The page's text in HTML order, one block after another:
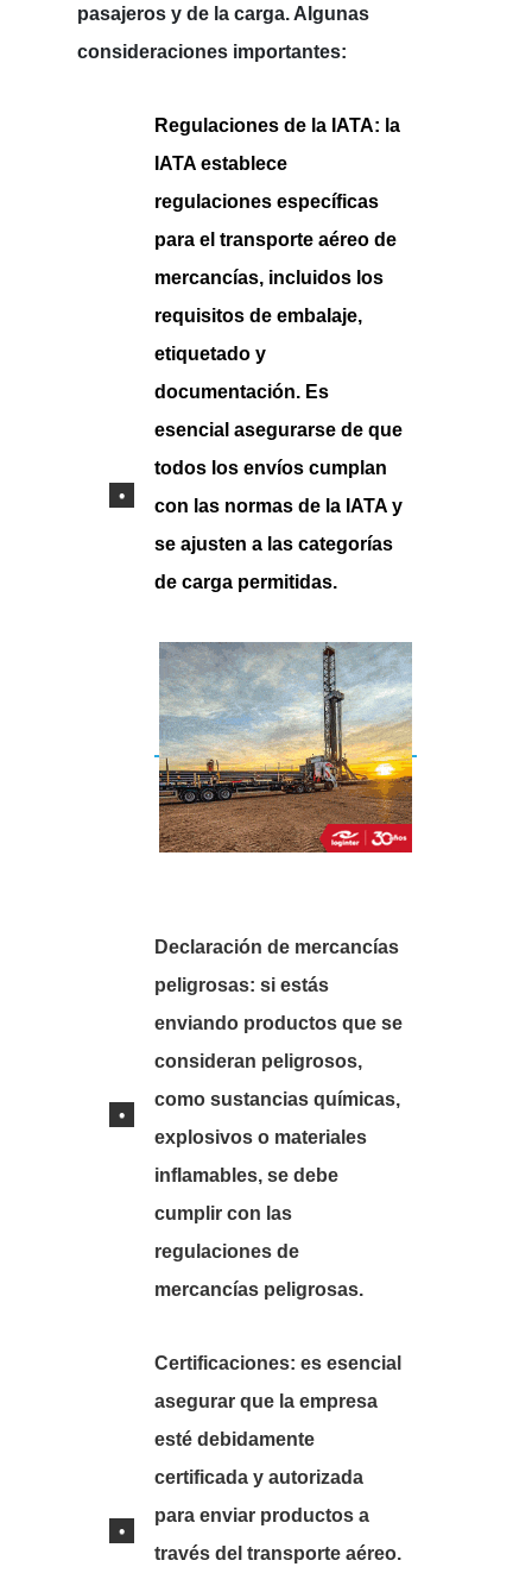
pasajeros y de la carga. Algunas
consideraciones importantes:
Regulaciones de la IATA: la
IATA establece
regulaciones específicas
para el transporte aéreo de
mercancías, incluidos los
requisitos de embalaje,
etiquetado y
documentación. Es
esencial asegurarse de que
todos los envíos cumplan
con las normas de la IATA y
se ajusten a las categorías
de carga permitidas.
Declaración de mercancías
peligrosas: si estás
enviando productos que se
consideran peligrosos,
como sustancias químicas,
explosivos o materiales
inflamables, se debe
cumplir con las
regulaciones de
mercancías peligrosas.
Certificaciones: es esencial
asegurar que la empresa
esté debidamente
certificada y autorizada
para enviar productos a
través del transporte aéreo.